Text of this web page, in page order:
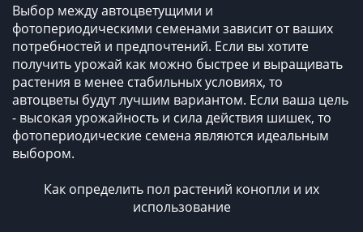
Выбор между автоцветущими и
фотопериодическими семенами зависит от ваших
потребностей и предпочтений. Если вы хотите
получить урожай как можно быстрее и выращивать
растения в менее стабильных условиях, то
автоцветы будут лучшим вариантом. Если ваша цель
- высокая урожайность и сила действия шишек, то
фотопериодические семена являются идеальным
выбором.
Как определить пол растений конопли и их
использование